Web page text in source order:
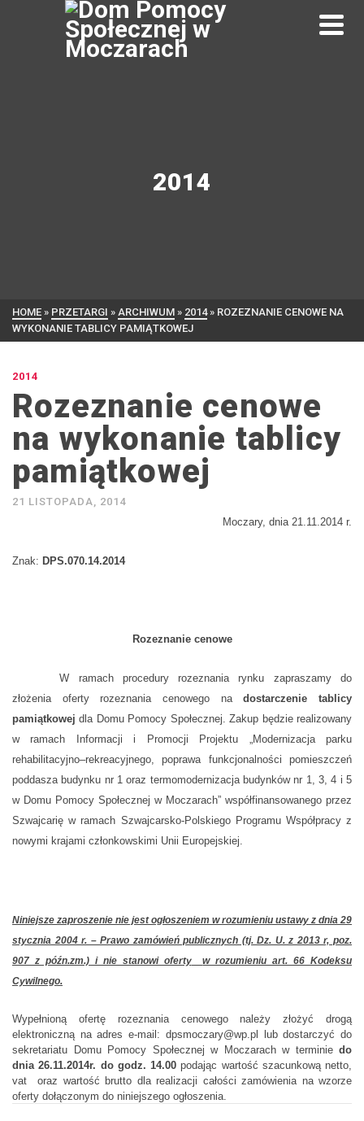
2014
HOME » PRZETARGI » ARCHIWUM » 2014 » ROZEZNANIE CENOWE NA
WYKONANIE TABLICY PAMIĄTKOWEJ
2014
Rozeznanie cenowe
na wykonanie tablicy
pamiątkowej
21 LISTOPADA, 2014
Moczary, dnia 21.11.2014 r.
Znak: DPS.070.14.2014
Rozeznanie cenowe
W ramach procedury rozeznania rynku zapraszamy do
złożenia oferty rozeznania cenowego nadostarczenie tablicy
pamiątkowej dla Domu Pomocy Społecznej. Zakup będzie realizowany
w ramach Informacji i Promocji Projektu „Modernizacja parku
rehabilitacyjno–rekreacyjnego, poprawa funkcjonalności pomieszczeń
poddasza budynku nr 1 oraz termomodernizacja budynków nr 1, 3, 4 i 5
w Domu Pomocy Społecznej w Moczarach” współfinansowanego przez
Szwajcarię w ramach Szwajcarsko-Polskiego Programu Współpracy z
nowymi krajami członkowskimi Unii Europejskiej.
Niniejsze zaproszenie nie jest ogłoszeniem w rozumieniu ustawy z dnia 29
stycznia 2004 r. – Prawo zamówień publicznych (tj. Dz. U. z 2013 r, poz.
907 z późn.zm.) i nie stanowi oferty
w rozumieniu art. 66 Kodeksu
Cywilnego.
Wypełnioną ofertę rozeznania cenowego należy złożyć drogą
elektroniczną na adres e-mail: dpsmoczary@wp.pl lub dostarczyć do
sekretariatu Domu Pomocy Społecznej w Moczarach w terminie do
dnia 26.11.2014r. do godz. 14.00 podając wartość szacunkową netto,
vat oraz wartość brutto dla realizacji całości zamówienia na wzorze
oferty dołączonym do niniejszego ogłoszenia.